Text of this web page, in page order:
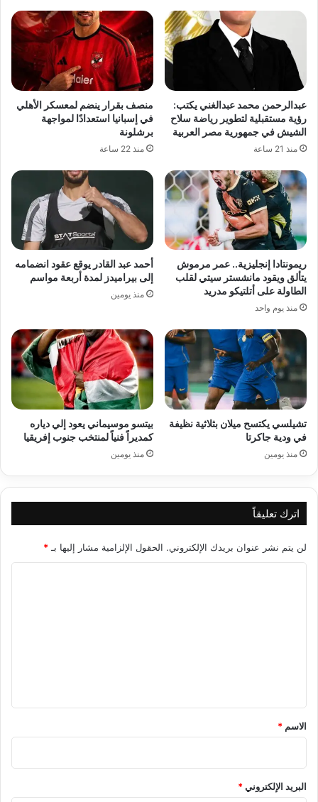
عبدالرحمن محمد عبدالغني يكتب:
رؤية مستقبلية لتطوير رياضة سلاح
الشيش في جمهورية مصر العربية
منذ 21 ساعة
منصف بقرار ينضم لمعسكر الأهلي
في إسبانيا استعدادًا لمواجهة
برشلونة
منذ 22 ساعة
ريمونتادا إنجليزية.. عمر مرموش
يتألق ويقود مانشستر سيتي لقلب
الطاولة على أتلتيكو مدريد
منذ يوم واحد
أحمد عبد القادر يوقع عقود انضمامه
إلى بيراميدز لمدة أربعة مواسم
منذ يومين
تشيلسي يكتسح ميلان بثلاثية نظيفة
في ودية جاكرتا
منذ يومين
بيتسو موسيماني يعود إلي دياره
كمديراً فنياً لمنتخب جنوب إفريقيا
منذ يومين
اترك تعليقاً
لن يتم نشر عنوان بريدك الإلكتروني. الحقول الإلزامية مشار إليها بـ*
*
الاسم *
البريد الإلكتروني*